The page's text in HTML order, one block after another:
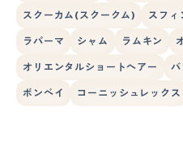
スクーカム(スクークム) スフィ
ラパーマ シャム ラムキン
オリエンタルショートヘアー バ
ボンベイ コーニッシュレックス